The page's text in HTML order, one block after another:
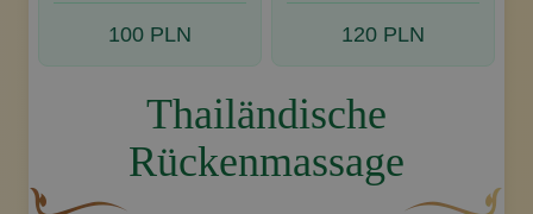
100 PLN 120 PLN
Thailändische
Rückenmassage